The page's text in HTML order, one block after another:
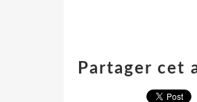
Partager cet